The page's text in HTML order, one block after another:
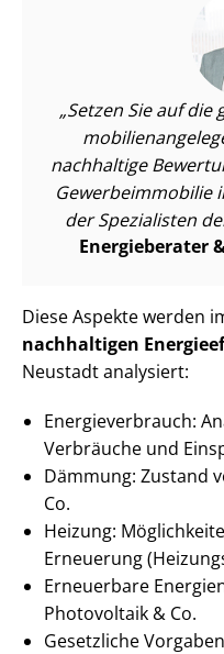
Setzen Sie auf
nachhaltige
Ge­wer­be­im­mo­bi­lie
der Spezialisten
Energieberater
Diese Aspekte werden
nachhaltigen
Neustadt analysiert:
En­er­gie­ver­brauch:
Verbräuche und
Dämmung: Zustand
Co.
Heizung:
Erneuerung
Erneuerbare
Photovoltaik & Co.
Gesetzliche